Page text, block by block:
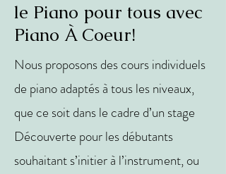
le Piano pour tous avec
Piano À Coeur!
Nous proposons des cours individuels
de piano adaptés à tous les niveaux,
que ce soit dans le cadre d’un stage
Découverte pour les débutants
souhaitant s’initier à l’instrument, ou